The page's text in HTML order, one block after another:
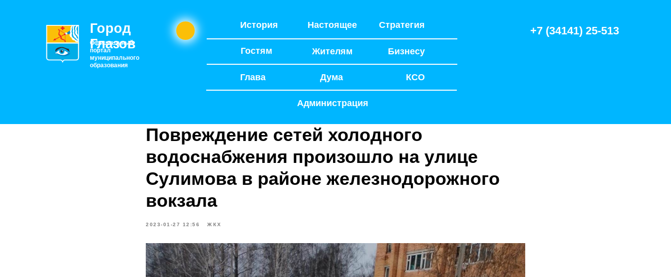
Город
Глазов
Официальный
портал
муниципального
образования
+7 (34141) 25-513
История Настоящее Стратегия
Гостям Жителям Бизнесу
Глава КСО
Дума
Администрация
Повреждение сетей холодного
водоснабжения произошло на улице
Сулимова в районе железнодорожного
вокзала
2023-01-27 12:56 ЖКХ